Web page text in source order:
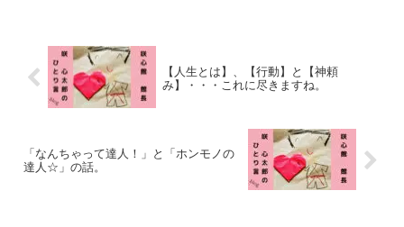
【人生とは】、【行動】と【神頼
み】・・・これに尽きますね。
「なんちゃって達人！」と「ホンモノの
達人☆」の話。